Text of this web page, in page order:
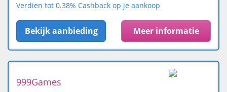
Verdien tot 0.38% Cashback op je aankoop
Bekijk aanbieding Meer informatie
999Games